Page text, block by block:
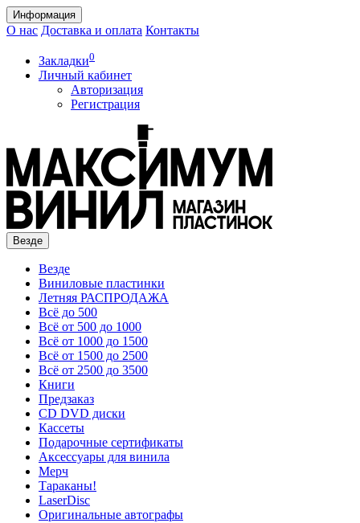
Информация
О нас Доставка и оплата Контакты
Закладки0
Личный кабинет
Авторизация
Регистрация
Везде
Везде
Виниловые пластинки
Летняя РАСПРОДАЖА
Всё до 500
Всё от 500 до 1000
Всё от 1000 до 1500
Всё от 1500 до 2500
Всё от 2500 до 3500
Книги
Предзаказ
CD DVD диски
Кассеты
Подарочные сертификаты
Аксессуары для винила
Мерч
Тараканы!
LaserDisc
Оригинальные автографы